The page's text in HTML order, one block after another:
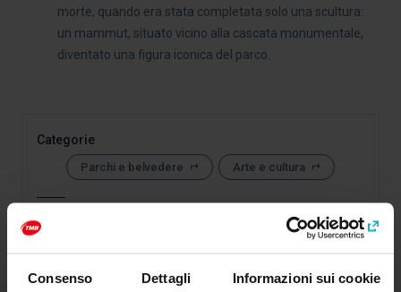
Consenso Dettagli Informazioni sui cookie
morte, quando era stata completata solo una scultura:
un mammut, situato vicino alla cascata monumentale,
diventato una figura iconica del parco.
Categorie
Parchi e belvedere Arte e cultura
Come arrivare a: Ombracolo del Parco della